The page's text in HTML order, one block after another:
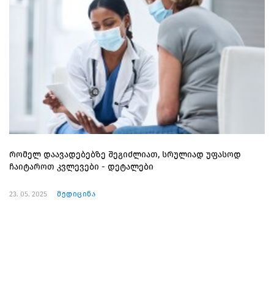
რომელ დაავადებებზე შეგიძლიათ, სრულიად უფასოდ
ჩაიტაროთ კვლევები - დეტალები
23. 05. 2025 მედიცინა